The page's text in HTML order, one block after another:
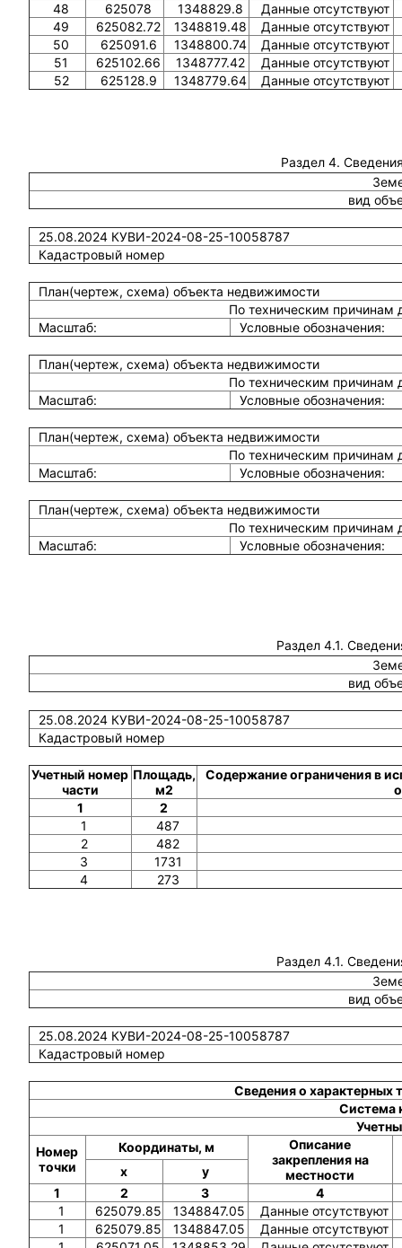
48
625078 1348829.8
Данные отсутствуют
49
625082.72 1348819.48
Данные отсутствуют
50
625091.6 1348800.74
Данные отсутствуют
51
625102.66 1348777.42
Данные отсутствуют
52
625128.9 1348779.64 Данные отсутствуют
Раздел 4.
вид
25.08.2024 КУВИ-2024-08-25-10058787
Кадастровый номер
План(чертеж, схема) объекта недвижимости
По техническим причинам
Масштаб:
Условные обозначения:
План(чертеж, схема) объекта недвижимости
По техническим причинам
Масштаб:
Условные обозначения:
План(чертеж, схема) объекта недвижимости
По техническим причинам
Масштаб:
Условные обозначения:
План(чертеж, схема) объекта недвижимости
По техническим причинам
Масштаб:
Условные обозначения:
Раздел 4.1.
вид
25.08.2024 КУВИ-2024-08-25-10058787
Кадастровый номер
Учетный номер
части
Площадь,
м2
Содержание ограничения в
1
2
1
487
2
482
3
1731
4
273
Раздел 4.1.
вид
25.08.2024 КУВИ-2024-08-25-10058787
Кадастровый номер
Сведения о характерных
Система
Номер
точки
Координаты, м
Описание
закрепления на
местности
x
y
1
2 3
4
1
625079.85 1348847.05
Данные отсутствуют
1
625079.85 1348847.05
Данные отсутствуют